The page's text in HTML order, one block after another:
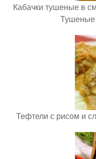
Кабачки тушеные в
Тушеные
Тефтели с рисом и